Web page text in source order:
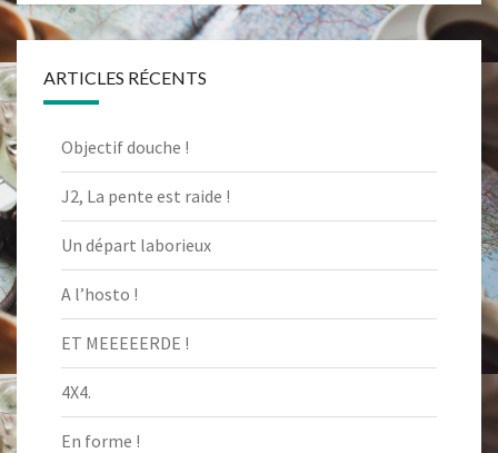
ARTICLES RÉCENTS
Objectif douche !
J2, La pente est raide !
Un départ laborieux
A l’hosto !
ET MEEEEERDE !
4X4.
En forme !